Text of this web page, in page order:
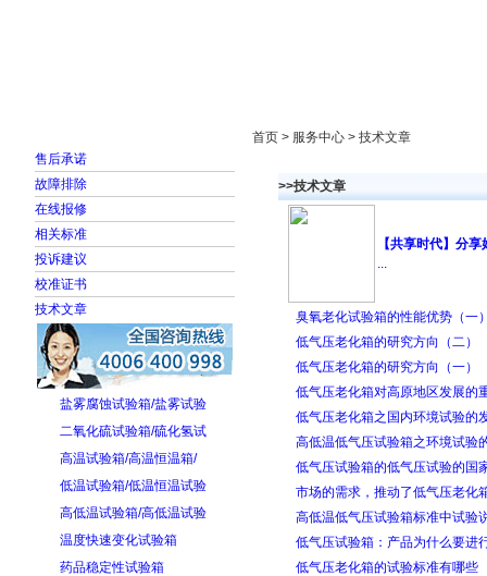
售后承诺
故障排除
在线报修
相关标准
投诉建议
校准证书
技术文章
盐雾腐蚀试验箱/盐雾试验
二氧化硫试验箱/硫化氢试
高温试验箱/高温恒温箱/
低温试验箱/低温恒温试验
高低温试验箱/高低温试验
温度快速变化试验箱
药品稳定性试验箱
首页 > 服务中心 > 技术文章
>>技术文章
【共享时代】分
...
臭氧老化试验箱的性能优势（一
低气压老化箱的研究方向（二）
低气压老化箱的研究方向（一）
低气压老化箱对高原地区发展的
低气压老化箱之国内环境试验的
高低温低气压试验箱之环境试验
低气压试验箱的低气压试验的国
市场的需求，推动了低气压老化
高低温低气压试验箱标准中试验
低气压试验箱：产品为什么要进
低气压老化箱的试验标准有哪些